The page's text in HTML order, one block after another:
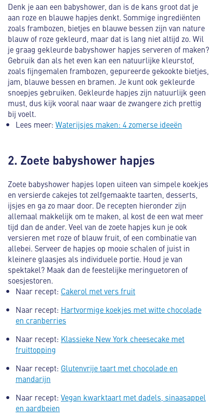
Denk je aan een babyshower, dan is de kans groot dat je
aan roze en blauwe hapjes denkt. Sommige ingrediënten
zoals frambozen, bietjes en blauwe bessen zijn van nature
blauw of roze gekleurd, maar dat is lang niet altijd zo. Wil
je graag gekleurde babyshower hapjes serveren of maken?
Gebruik dan als het even kan een natuurlijke kleurstof,
zoals fijngemalen frambozen, gepureerde gekookte bietjes,
jam, blauwe bessen en bramen. Je kunt ook gekleurde
snoepjes gebruiken. Gekleurde hapjes zijn natuurlijk geen
must, dus kijk vooral naar waar de zwangere zich prettig
bij voelt.
Lees meer: Waterijsjes maken: 4 zomerse ideeën
2. Zoete babyshower hapjes
Zoete babyshower hapjes lopen uiteen van simpele koekjes
en versierde cakejes tot zelfgemaakte taarten, desserts,
ijsjes en ga zo maar door. De recepten hieronder zijn
allemaal makkelijk om te maken, al kost de een wat meer
tijd dan de ander. Veel van de zoete hapjes kun je ook
versieren met roze of blauw fruit, of een combinatie van
allebei. Serveer de hapjes op mooie schalen of juist in
kleinere glaasjes als individuele portie. Houd je van
spektakel? Maak dan de feestelijke meringuetoren of
soesjestoren.
Naar recept: Cakerol met vers fruit
Naar recept: Hartvormige koekjes met witte chocolade
en cranberries
Naar recept: Klassieke New York cheesecake met
fruittopping
Naar recept: Glutenvrije taart met chocolade en
mandarijn
Naar recept: Vegan kwarktaart met dadels, sinaasappel
en aardbeien